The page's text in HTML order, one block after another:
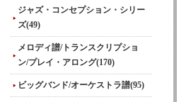
ジャズ・コンセプション・シリー
ズ(49)
メロディ譜/トランスクリプショ
ン/プレイ・アロング(170)
ビッグバンド/オーケストラ譜(95)